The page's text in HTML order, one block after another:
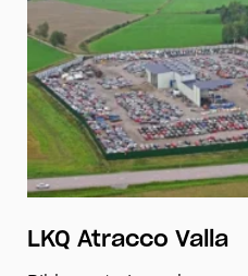
LKQ Atracco Valla